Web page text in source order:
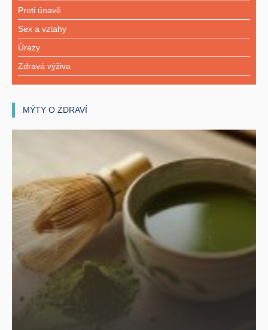
Proti únavě
Sex a vztahy
Úrazy
Zdravá výživa
MÝTY O ZDRAVÍ